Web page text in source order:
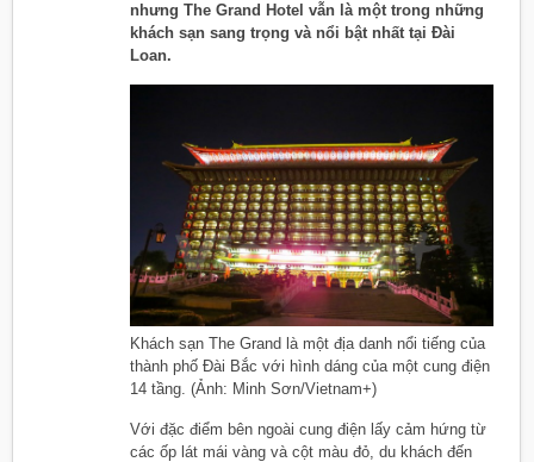
nhưng The Grand Hotel vẫn là một trong những
khách sạn sang trọng và nổi bật nhất tại Đài
Loan.
Khách sạn The Grand là một địa danh nổi tiếng của
thành phố Đài Bắc với hình dáng của một cung điện
14 tầng. (Ảnh: Minh Sơn/Vietnam+)
Với đặc điểm bên ngoài cung điện lấy cảm hứng từ
các ốp lát mái vàng và cột màu đỏ, du khách đến